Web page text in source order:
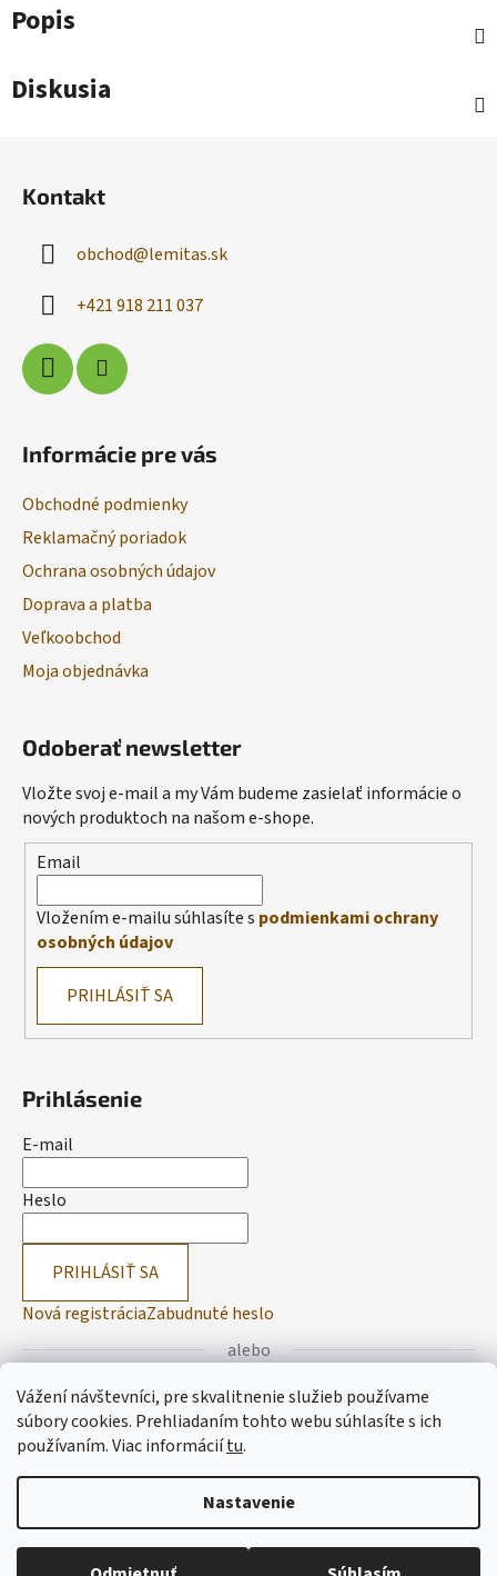
Vážení návštevníci, pre skvalitnenie služieb používame
súbory cookies. Prehliadaním tohto webu súhlasíte s ich
používaním.Viac informáciítu.
Nastavenie
Popis
Diskusia
Kontakt
obchod@lemitas.sk
+421 918 211 037
Informácie pre vás
Obchodné podmienky
Reklamačný poriadok
Ochrana osobných údajov
Doprava a platba
Veľkoobchod
Moja objednávka
Odoberať newsletter
Vložte svoj e-mail a my Vám budeme zasielať informácie o
nových produktoch na našom e-shope.
Email
Vložením e-mailu súhlasíte s podmienkami ochrany
osobných údajov
PRIHLÁSIŤ SA
Prihlásenie
E-mail
Heslo
PRIHLÁSIŤ SA
Nová registráciaZabudnuté heslo
alebo
Prihlásiť sa cez Facebook
Prihlásiť sa cez Google
Vytvoril Shoptet